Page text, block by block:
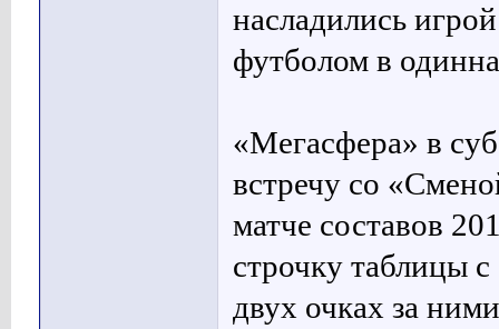
насладились
футболом в
«Мегасфера» в
встречу со
матче составов
строчку таблицы
двух очках за